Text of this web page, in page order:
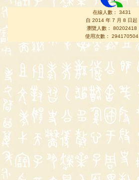
在線人數： 3431
自 2014 年 7 月 8 日起
瀏覽人數： 80202418
使用次數： 294170504